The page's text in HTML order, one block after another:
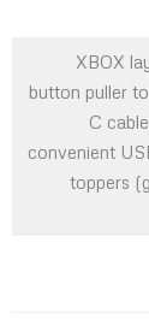
XBOX
button puller
C
convenient
toppers